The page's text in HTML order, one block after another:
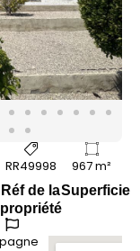
RR49998
Réf de la
propriété
967 m²
Superficie